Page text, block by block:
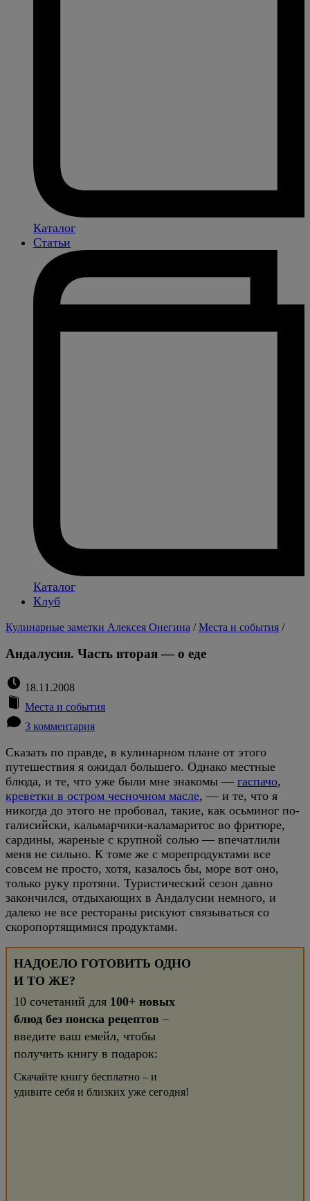
Каталог
Статьи
Каталог
Клуб
Кулинарные заметки Алексея Онегина /Места и события /
Андалусия. Часть вторая — о еде
18.11.2008
Места и события
3 комментария
Сказать по правде, в кулинарном плане от этого
путешествия я ожидал большего. Однако местные
блюда, и те, что уже были мне знакомы — гаспачо,
креветки в остром чесночном масле, — и те, что я
никогда до этого не пробовал, такие, как осьминог по-
галисийски, кальмарчики-каламаритос во фритюре,
сардины, жареные с крупной солью — впечатлили
меня не сильно. К томе же с морепродуктами все
совсем не просто, хотя, казалось бы, море вот оно,
только руку протяни. Туристический сезон давно
закончился, отдыхающих в Андалусии немного, и
далеко не все рестораны рискуют связываться со
скоропортящимися продуктами.
НАДОЕЛО ГОТОВИТЬ ОДНО
И ТО ЖЕ?
10 сочетаний для 100+ новых
блюд без поиска рецептов –
введите ваш емейл, чтобы
получить книгу в подарок:
Скачайте книгу бесплатно – и
удивите себя и близких уже сегодня!